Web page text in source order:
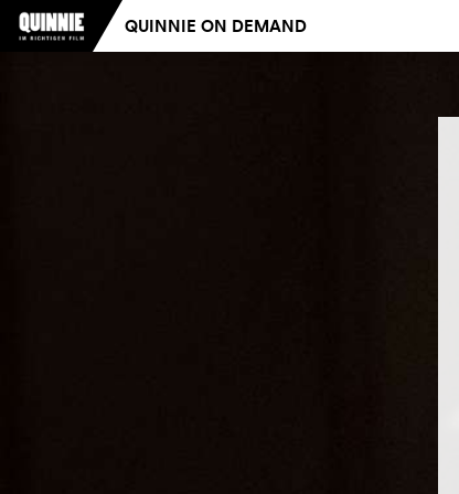
QUINNIE ON DEMAND